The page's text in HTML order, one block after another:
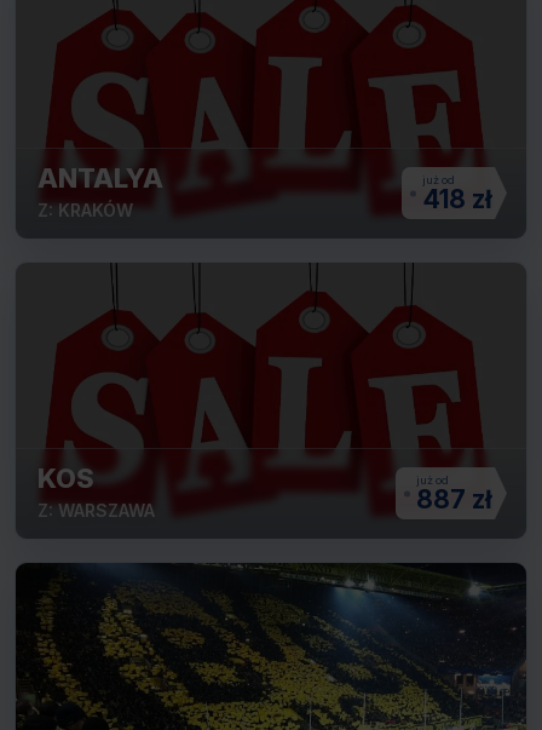
ANTALYA
Z: KRAKÓW 418 zł
KOS
Z: WARSZAWA 887 zł